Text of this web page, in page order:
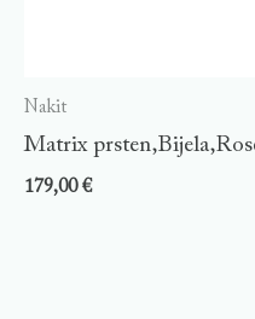
Nakit
Matrix
179,00€